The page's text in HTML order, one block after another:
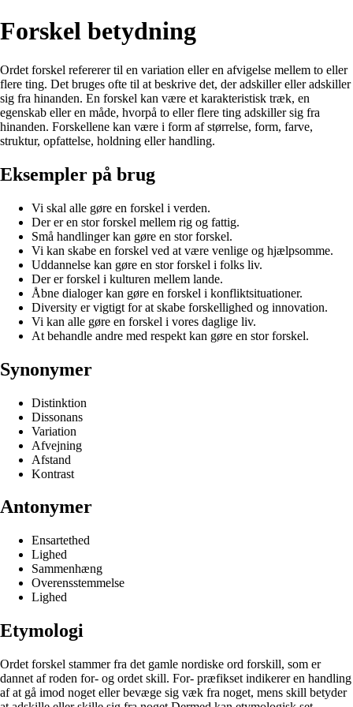
Forskel betydning
Ordet forskel refererer til en variation eller en afvigelse mellem to eller
flere ting. Det bruges ofte til at beskrive det, der adskiller eller adskiller
sig fra hinanden. En forskel kan være et karakteristisk træk, en
egenskab eller en måde, hvorpå to eller flere ting adskiller sig fra
hinanden. Forskellene kan være i form af størrelse, form, farve,
struktur, opfattelse, holdning eller handling.
Eksempler på brug
Vi skal alle gøre en forskel i verden.
Der er en stor forskel mellem rig og fattig.
Små handlinger kan gøre en stor forskel.
Vi kan skabe en forskel ved at være venlige og hjælpsomme.
Uddannelse kan gøre en stor forskel i folks liv.
Der er forskel i kulturen mellem lande.
Åbne dialoger kan gøre en forskel i konfliktsituationer.
Diversity er vigtigt for at skabe forskellighed og innovation.
Vi kan alle gøre en forskel i vores daglige liv.
At behandle andre med respekt kan gøre en stor forskel.
Synonymer
Distinktion
Dissonans
Variation
Afvejning
Afstand
Kontrast
Antonymer
Ensartethed
Lighed
Sammenhæng
Overensstemmelse
Lighed
Etymologi
Ordet forskel stammer fra det gamle nordiske ord forskill, som er
dannet af roden for- og ordet skill. For- præfikset indikerer en handling
af at gå imod noget eller bevæge sig væk fra noget, mens skill betyder